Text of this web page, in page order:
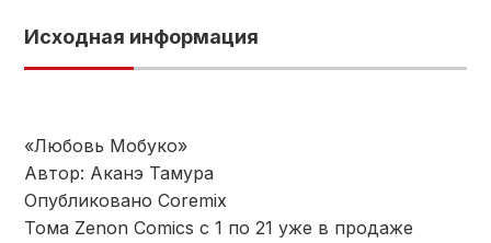
Исходная информация
«Любовь Мобуко»
Автор: Аканэ Тамура
Опубликовано Coremix
Тома Zenon Comics с 1 по 21 уже в продаже